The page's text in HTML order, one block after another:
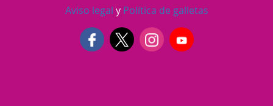
Aviso legal yPolítica de galletas